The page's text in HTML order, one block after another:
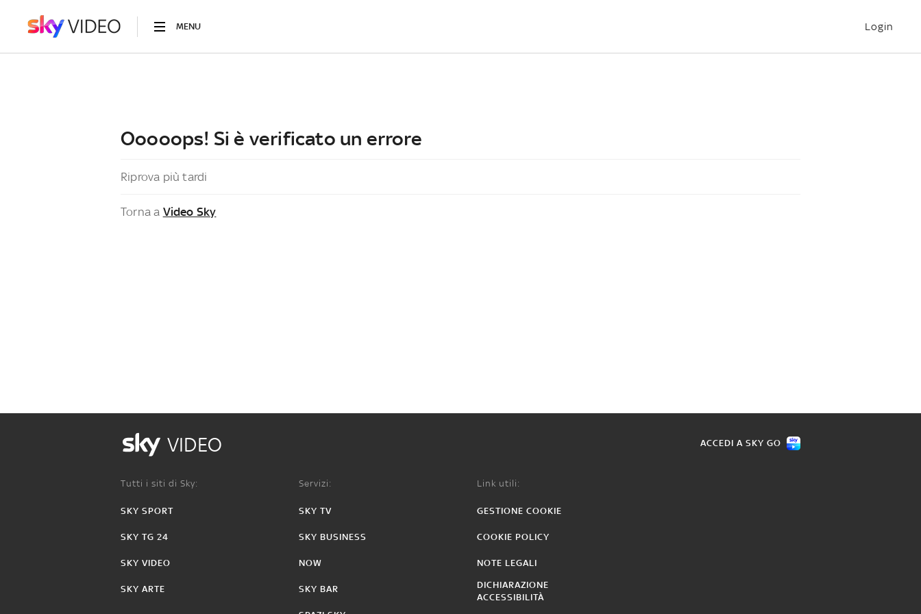
MENU Login
Ooooops! Si è verificato un errore
Riprova più tardi
Torna a Video Sky
VIDEO ACCEDI A SKY GO
Tutti i siti di Sky:
SKY SPORT
SKY TG 24
SKY VIDEO
SKY ARTE
Servizi:
SKY TV
SKY BUSINESS
NOW
SKY BAR
Link utili:
GESTIONE COOKIE
COOKIE POLICY
NOTE LEGALI
DICHIARAZIONE
ACCESSIBILITÀ